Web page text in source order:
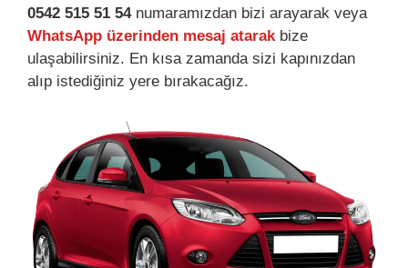
0542 515 51 54numaramızdan bizi arayarak veya
WhatsApp üzerinden mesaj atarak bize
ulaşabilirsiniz. En kısa zamanda sizi kapınızdan
alıp istediğiniz yere bırakacağız.